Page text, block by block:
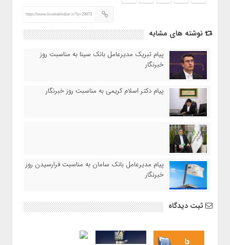
https://www.kioskekhabar.ir/?p=29873
نوشته های مشابه
پیام تبریک مدیرعامل بانک سینا به مناسبت روز
خبرنگار
پیام دکتر اسلام کریمی به مناسبت روز خبرنگار
پیام مدیرعامل بانک سامان به مناسبت فرارسیدن روز
خبرنگار
ثبت دیدگاه